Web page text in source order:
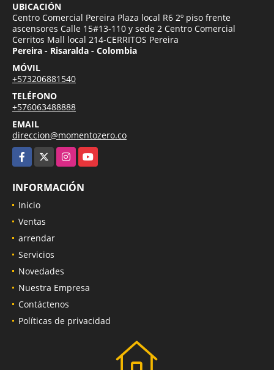
UBICACIÓN
Centro Comercial Pereira Plaza local R6 2º piso frente
ascensores Calle 15#13-110 y sede 2 Centro Comercial
Cerritos Mall local 214-CERRITOS Pereira
Pereira - Risaralda - Colombia
MÓVIL
+573206881540
TELÉFONO
+576063488888
EMAIL
direccion@momentozero.co
Facebook
InstagramYouTube
INFORMACIÓN
Inicio
Ventas
arrendar
Servicios
Novedades
Nuestra Empresa
Contáctenos
Políticas de privacidad